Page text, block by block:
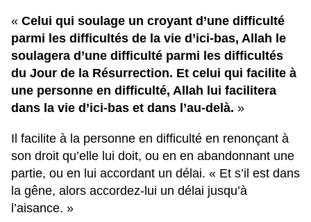
« Celui qui soulage un croyant d’une difficulté
parmi les difficultés de la vie d’ici-bas, Allah le
soulagera d’une difficulté parmi les difficultés
du Jour de la Résurrection. Et celui qui facilite à
une personne en difficulté, Allah lui facilitera
dans la vie d’ici-bas et dans l’au-delà. »
Il facilite à la personne en difficulté en renonçant à
son droit qu’elle lui doit, ou en en abandonnant une
partie, ou en lui accordant un délai. « Et s’il est dans
la gêne, alors accordez-lui un délai jusqu’à
l’aisance. »